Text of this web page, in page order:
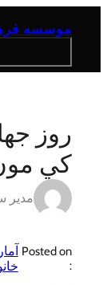
موسسه
روز
كي
مدیر
Posted on
: